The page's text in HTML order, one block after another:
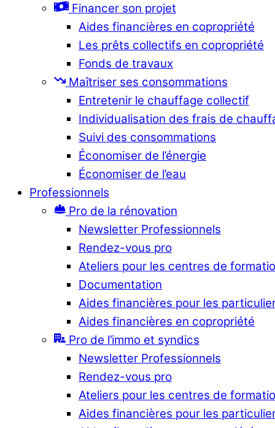
Financer son projet
Aides financières en copropriété
Les prêts collectifs en copropriété
Fonds de travaux
Maîtriser ses consommations
Entretenir le chauffage collectif
Individualisation des frais de
Suivi des consommations
Économiser de l’énergie
Économiser de l’eau
Professionnels
Pro de la rénovation
Newsletter Professionnels
Rendez-vous pro
Ateliers pour les centres de
Documentation
Aides financières pour les
Aides financières en copropriété
Pro de l’immo et syndics
Newsletter Professionnels
Rendez-vous pro
Ateliers pour les centres de
Aides financières pour les